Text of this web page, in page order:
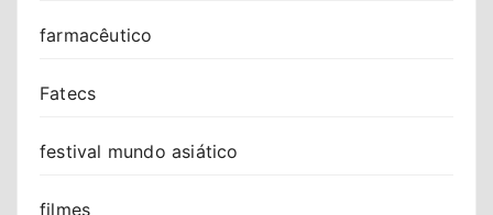
farmacêutico
Fatecs
festival mundo asiático
filmes